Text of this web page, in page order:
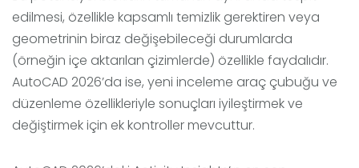
edilmesi, özellikle kapsamlı temizlik gerektiren veya
geometrinin biraz değişebileceği durumlarda
(örneğin içe aktarılan çizimlerde) özellikle faydalıdır.
AutoCAD 2026’da ise, yeni inceleme araç çubuğu ve
düzenleme özellikleriyle sonuçları iyileştirmek ve
değiştirmek için ek kontroller mevcuttur.